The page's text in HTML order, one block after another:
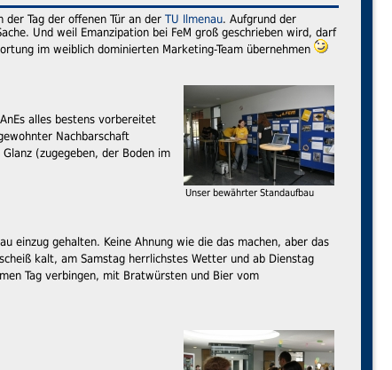
der Tag der offenen Tür an der TU Ilmenau. Aufgrund der
Und weil Emanzipation bei FeM groß geschrieben wird, darf
im weiblich dominierten Marketing-Team übernehmen
Unser bewährter Standaufbau
alles bestens vorbereitet
Nachbarschaft
(zugegeben, der Boden im
einzug gehalten. Keine Ahnung wie die das machen, aber das
kalt, am Samstag herrlichstes Wetter und ab Dienstag
Tag verbingen, mit Bratwürsten und Bier vom